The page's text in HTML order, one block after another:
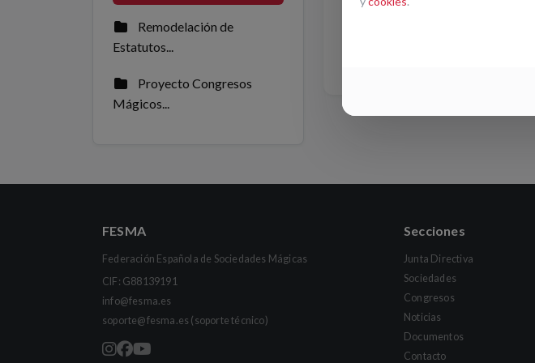
Remodelación de
Estatutos...
Proyecto Congresos
Mágicos...
premio ha sido otorgado a
FESMA
Federación Española de Sociedades Mágicas
CIF: G88139191
info@fesma.es
soporte@fesma.es (soporte técnico)
Secciones
Junta Directiva
Sociedades
Congresos
Noticias
Documentos
Contacto